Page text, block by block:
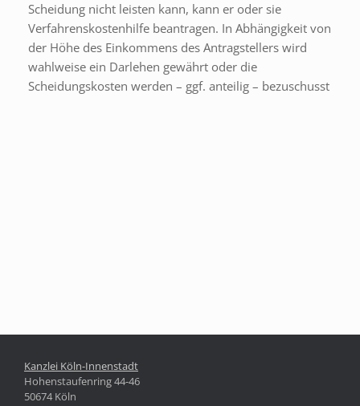
Scheidung nicht leisten kann, kann er oder sie
Verfahrenskostenhilfe beantragen. In Abhängigkeit von
der Höhe des Einkommens des Antragstellers wird
wahlweise ein Darlehen gewährt oder die
Scheidungskosten werden – ggf. anteilig – bezuschusst
Kanzlei Köln-Innenstadt
Hohenstaufenring 44-46
50674 Köln